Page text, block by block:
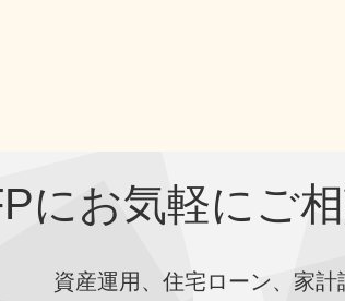
にお気軽にご
資産運用、住宅ローン、家計